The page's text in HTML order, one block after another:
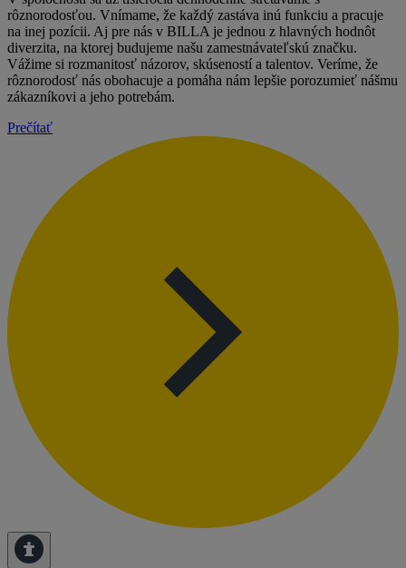
rôznorodosťou. Vnímame, že každý zastáva inú funkciu a pracuje
na inej pozícii. Aj pre nás v BILLA je jednou z hlavných hodnôt
diverzita, na ktorej budujeme našu zamestnávateľskú značku.
Vážime si rozmanitosť názorov, skúseností a talentov. Veríme, že
rôznorodosť nás obohacuje a pomáha nám lepšie porozumieť nášmu
zákazníkovi a jeho potrebám.
Prečítať